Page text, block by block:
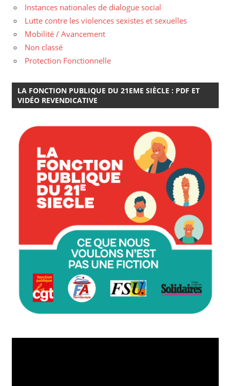
Instances nationales de dialogue social
Lutte contre les violences sexistes et sexuelles
Mobilité / Avancement
Non classé
Protection Fonctionnelle
LA FONCTION PUBLIQUE DU 21EME SIÈCLE : PDF ET
VIDÉO REVENDICATIVE